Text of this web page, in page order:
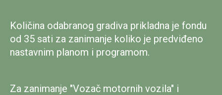
Količina odabranog gradiva prikladna je fondu
od 35 sati za zanimanje koliko je predviđeno
nastavnim planom i programom.
Za zanimanje "Vozač motornih vozila" i